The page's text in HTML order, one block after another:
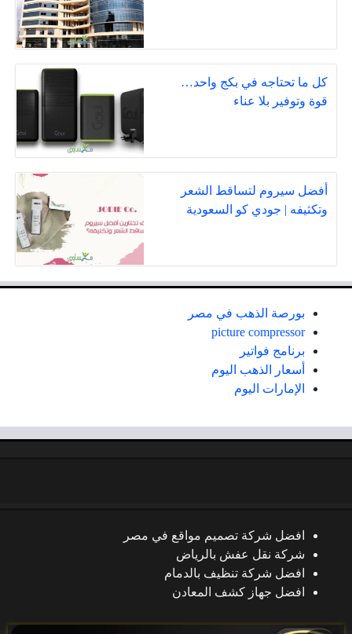
كل ما تحتاجه في بكج واحد…
قوة وتوفير بلا عناء
أفضل سيروم لتساقط الشعر
وتكثيفه | جودي كو السعودية
بورصة الذهب في مصر
picture compressor
برنامج فواتير
أسعار الذهب اليوم
الإمارات اليوم
افضل شركة تصميم مواقع في مصر
شركة نقل عفش بالرياض
افضل شركة تنظيف بالدمام
افضل جهاز كشف المعادن